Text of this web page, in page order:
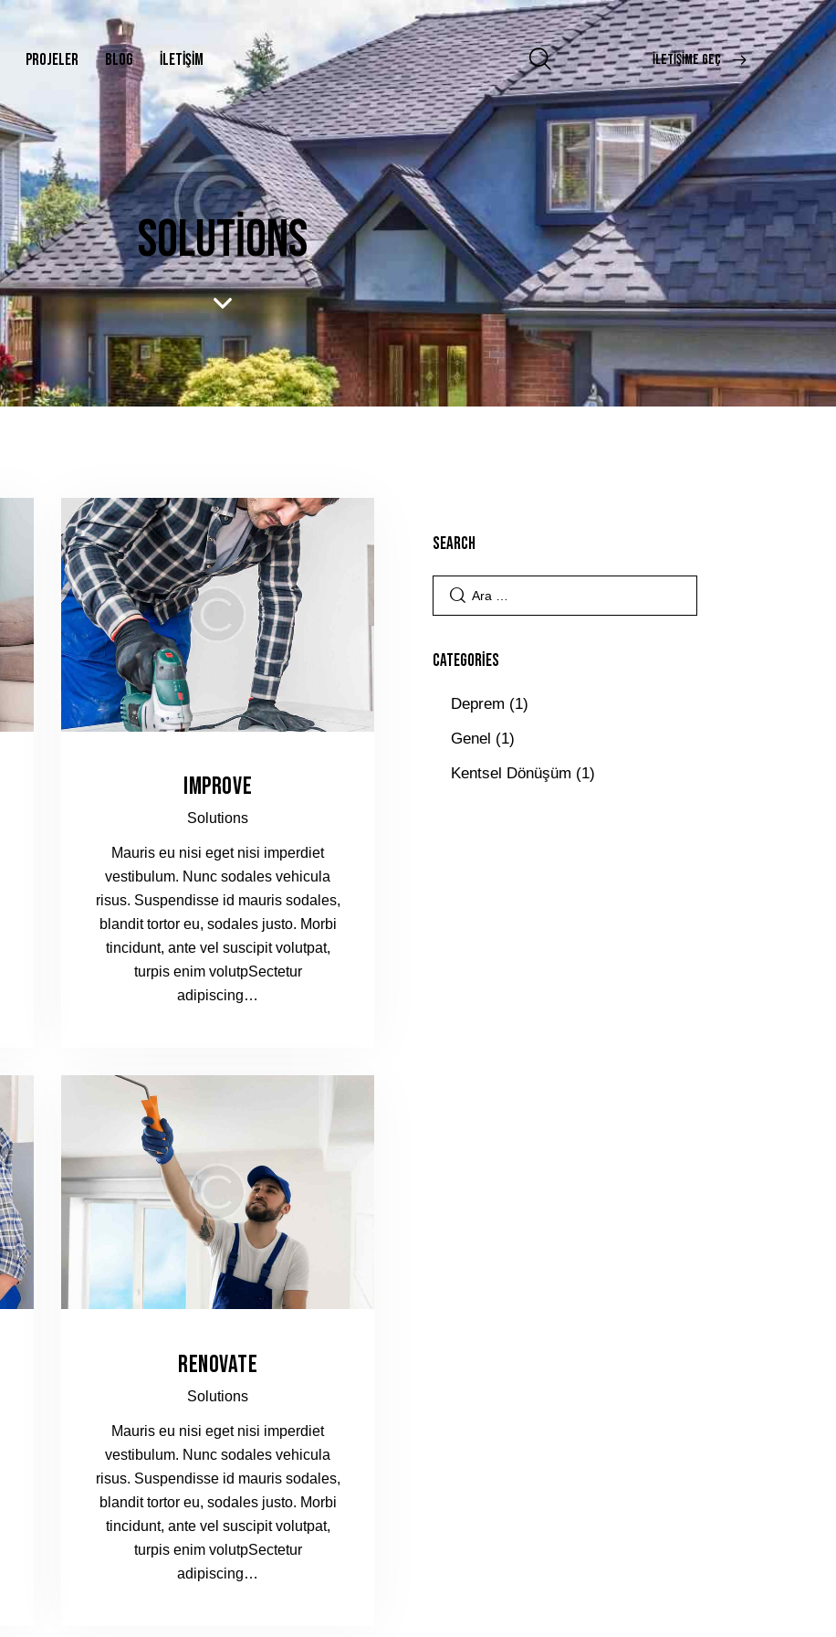
PROJELER BLOG İLETIŞIM İLETIŞIME GEÇ
SOLUTIONS
IMPROVE
Solutions
Mauris eu nisi eget nisi imperdiet
vestibulum. Nunc sodales vehicula
risus. Suspendisse id mauris sodales,
blandit tortor eu, sodales justo. Morbi
tincidunt, ante vel suscipit volutpat,
turpis enim volutpSectetur
adipiscing…
RENOVATE
Solutions
Mauris eu nisi eget nisi imperdiet
vestibulum. Nunc sodales vehicula
risus. Suspendisse id mauris sodales,
blandit tortor eu, sodales justo. Morbi
tincidunt, ante vel suscipit volutpat,
turpis enim volutpSectetur
adipiscing…
SEARCH
CATEGORIES
Deprem (1)
Genel (1)
Kentsel Dönüşüm (1)